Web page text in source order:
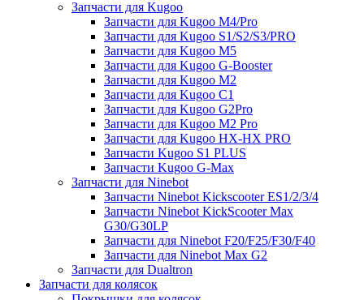
Запчасти для Kugoo
Запчасти для Kugoo M4/Pro
Запчасти для Kugoo S1/S2/S3/PRO
Запчасти для Kugoo M5
Запчасти для Kugoo G-Booster
Запчасти для Kugoo M2
Запчасти для Kugoo C1
Запчасти для Kugoo G2Pro
Запчасти для Kugoo M2 Pro
Запчасти для Kugoo HX-HX PRO
Запчасти Kugoo S1 PLUS
Запчасти Kugoo G-Max
Запчасти для Ninebot
Запчасти Ninebot Kickscooter ES1/2/3/4
Запчасти Ninebot KickScooter Max
G30/G30LP
Запчасти для Ninebot F20/F25/F30/F40
Запчасти для Ninebot Max G2
Запчасти для Dualtron
Запчасти для колясок